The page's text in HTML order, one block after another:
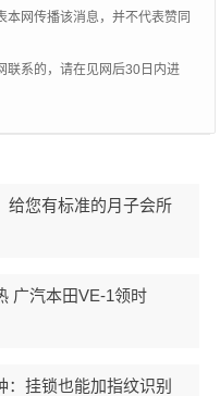
网传播该消息，并不代表赞同
联系的，请在见网后30日内进
给您有标准的月子会所
广汽本田VE-1领时
：挂锁也能加指纹识别